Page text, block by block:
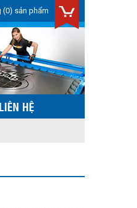
(0) sản phẩm
LIÊN HỆ